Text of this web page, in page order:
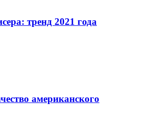
тренд 2021 года
американского